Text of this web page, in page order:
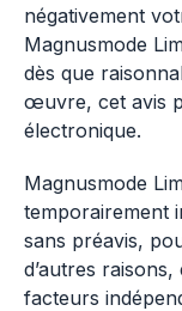
négativement
Magnusmode
dès que
œuvre, cet avis
électronique.
Magnusmode
temporairement
sans préavis,
d’autres
facteurs